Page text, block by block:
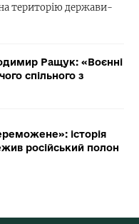
на територію держави-
Ращук: «Воєнні
спільного з
історія
російський полон